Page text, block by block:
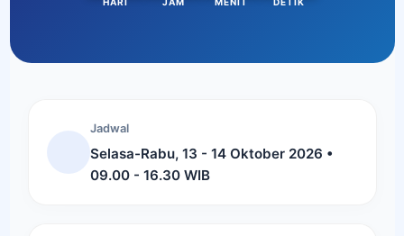
Jadwal
Selasa-Rabu, 13 - 14 Oktober 2026 •
09.00 - 16.30 WIB